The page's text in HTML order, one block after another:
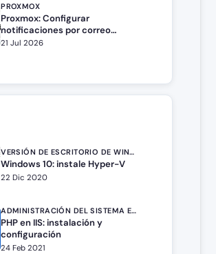
PROXMOX
Proxmox: Configurar
notificaciones por correo
electrónico
21 Jul 2026
VERSIÓN DE ESCRITORIO DE WINDOWS
Windows 10: instale Hyper-V
22 Dic 2020
ADMINISTRACIÓN DEL SISTEMA EN WINDOWS SERVER
PHP en IIS: instalación y
configuración
24 Feb 2021